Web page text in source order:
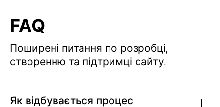
FAQ
Поширені питання по розробці,
створенню та підтримці сайту.
Як відбувається процес